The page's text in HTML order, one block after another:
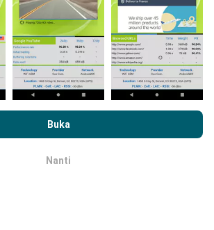
kami update?
pada setiap jam. Kelajuan peta
Buka
Nanti
Cookies
Lesen Pengguna Akhir.
OK